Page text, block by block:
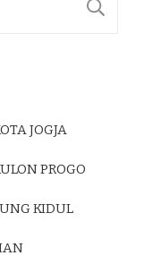
JOGJA
PROGO
KIDUL